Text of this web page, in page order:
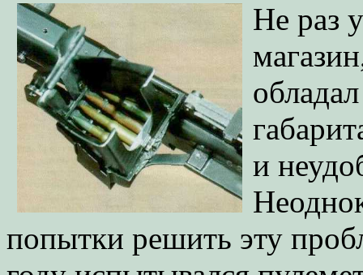
Не раз
и
попытки решить эту